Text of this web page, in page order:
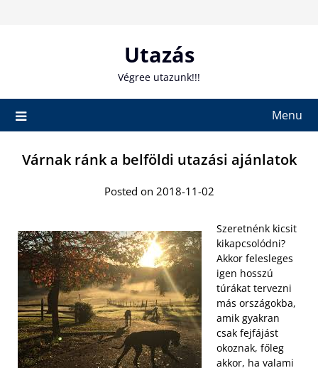
Utazás
Végree utazunk!!!
Menu
Várnak ránk a belföldi utazási ajánlatok
Posted on 2018-11-02
Szeretnénk kicsit
kikapcsolódni?
Akkor felesleges
igen hosszú
túrákat tervezni
más országokba,
amik gyakran
csak fejfájást
okoznak, főleg
akkor, ha valami